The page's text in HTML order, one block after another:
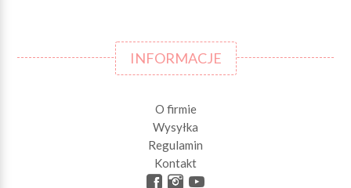
INFORMACJE
O firmie
Wysyłka
Regulamin
Kontakt